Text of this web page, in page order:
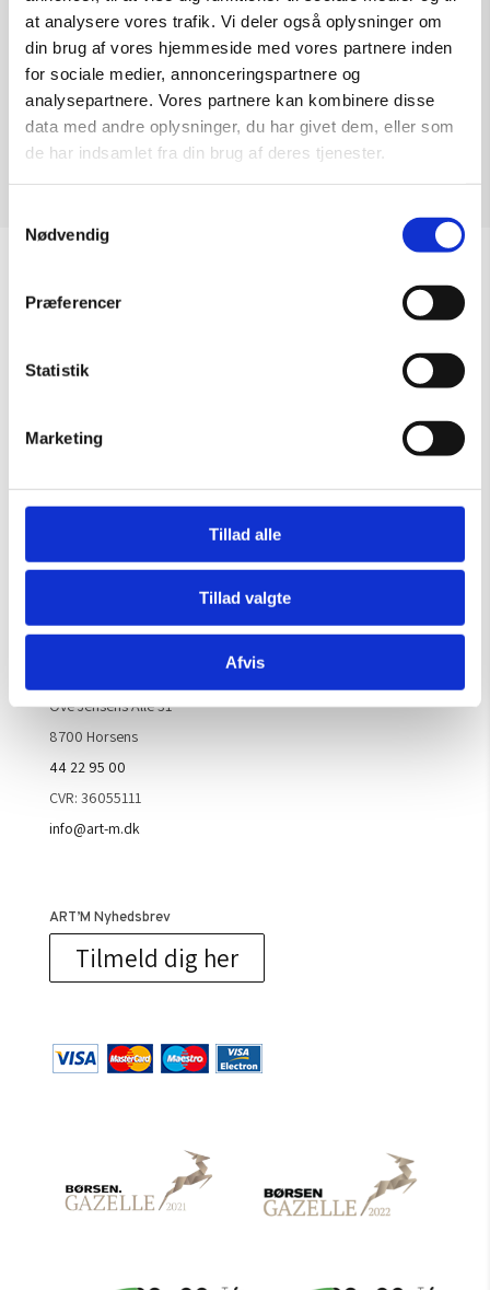
at analysere vores trafik. Vi deler også oplysninger om
din brug af vores hjemmeside med vores partnere inden
for sociale medier, annonceringspartnere og
analysepartnere. Vores partnere kan kombinere disse
data med andre oplysninger, du har givet dem, eller som
de har indsamlet fra din brug af deres tjenester.
Nødvendig
Præferencer
Statistik
Marketing
Tillad alle
Tillad valgte
Afvis
Læs mere
Gælder til og med 15/8
Mandag – Torsdag:
Lørdag, søndag & helligdage:
Handelsbetingelser
Ove Jensens Allé 31
8700 Horsens
44 22 95 00
CVR: 36055111
info@art-m.dk
ART’M Nyhedsbrev
Tilmeld dig her